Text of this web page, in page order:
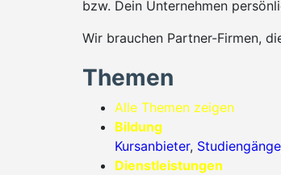
bzw. Dein Unternehmen
Wir brauchen Partner-Firmen,
Themen
Alle Themen zeigen
Bildung
Kursanbieter, Studiengänge
Dienstleistungen